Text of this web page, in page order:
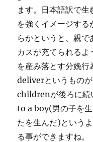
ます。日本語訳で
を強くイメージする
らかというと、親
カスが充てられる
を産み落とす分娩行
deliverというものが
childrenが後ろに続
to a boy(男の子を
たを生んだ)という
る事ができますね。